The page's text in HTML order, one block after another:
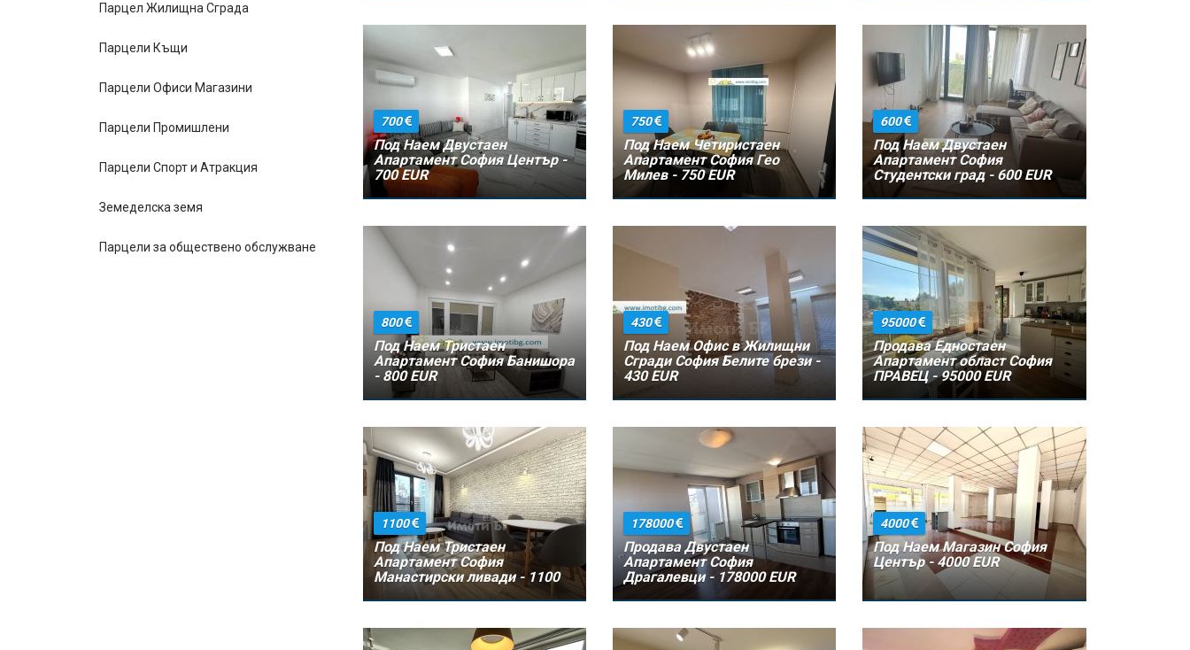
Парцел Жилищна Сграда
Парцели Къщи
Парцели Офиси Магазини
Парцели Промишлени
Парцели Спорт и Атракция
Земеделска земя
Парцели за обществено обслужване
700
Под Наем Двустаен
Апартамент София Център -
700 EUR
750
Под Наем Четиристаен
Апартамент София Гео
Милев - 750 EUR
600
Под Наем Двустаен
Апартамент София
Студентски град - 600 EUR
800
Под Наем Тристаен
Апартамент София Банишора
- 800 EUR
430
Под Наем Офис в Жилищни
Сгради София Белите брези -
430 EUR
95000
Продава Едностаен
Апартамент област София
ПРАВЕЦ - 95000 EUR
1100
Под Наем Тристаен
Апартамент София
Манастирски ливади - 1100
EUR
178000
Продава Двустаен
Апартамент София
Драгалевци - 178000 EUR
4000
Под Наем Магазин София
Център - 4000 EUR